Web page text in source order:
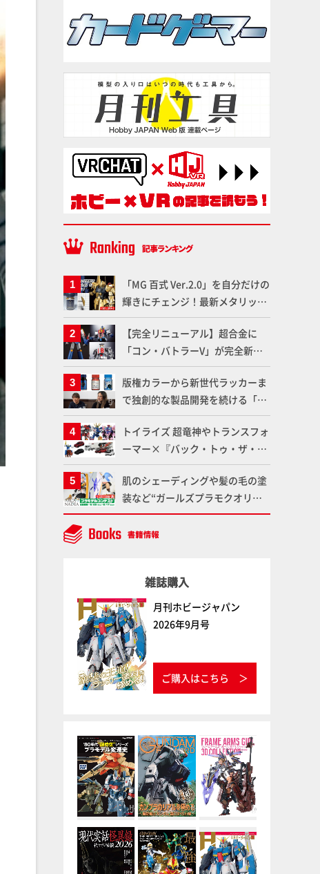
「MG 百式 Ver.2.0」を自分だけの
輝きにチェンジ！最新メタリック
塗料を使ってより金属感を増した
仕上がりに!!【試し読み】
【完全リニューアル】超合金に
「コン・バトラーV」が完全新規
造形で登場！気になる仕様を試作
品の撮り下ろしでご紹介!!さらに
「大鉄人17」＆「ワンエイト」セ
ット情報もお届け！【超合金の
魂】
版権カラーから新世代ラッカーま
で独創的な製品開発を続ける「ガ
イアノーツ」に塗料開発の裏側と
ラッカー塗料の未来についてイン
タビュー！
トイライズ 超竜神やトランスフォ
ーマー×『バック・トゥ・ザ・フ
ューチャー』コラボアイテムな
ど、タカラトミーの注目アイテム
をチェック!!【タカラトミー
NEWITEM】
肌のシェーディングや髪の毛の塗
装など“ガールズプラモクオリテ
ィアップ術”で仕上げる！カスタ
ム作例「白騎士ソフィエラ」が完
11:59まで応募受付中】
雑誌購入
月刊ホビージャパン
2026年9月号
ご購入はこちら